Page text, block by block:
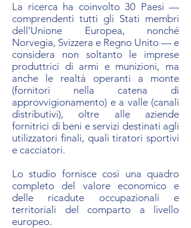
La ricerca ha coinvolto 30 Paesi —
comprendenti tutti gli Stati membri
dell’Unione Europea, nonché
Norvegia, Svizzera e Regno Unito — e
considera non soltanto le imprese
produttrici di armi e munizioni, ma
anche le realtà operanti a monte
(fornitori nella catena di
approvvigionamento) e a valle (canali
distributivi), oltre alle aziende
fornitrici di beni e servizi destinati agli
utilizzatori finali, quali tiratori sportivi
e cacciatori.
Lo studio fornisce così una quadro
completo del valore economico e
delle ricadute occupazionali e
territoriali del comparto a livello
europeo.